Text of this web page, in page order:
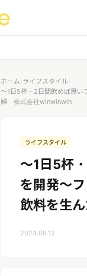
ホーム›ライフスタイル›
～1日5杯・2日間飲めば良い
婦 株式会社winwinwin
ライフスタイル
～1日5杯
を開発～
飲料を生
2024.08.12